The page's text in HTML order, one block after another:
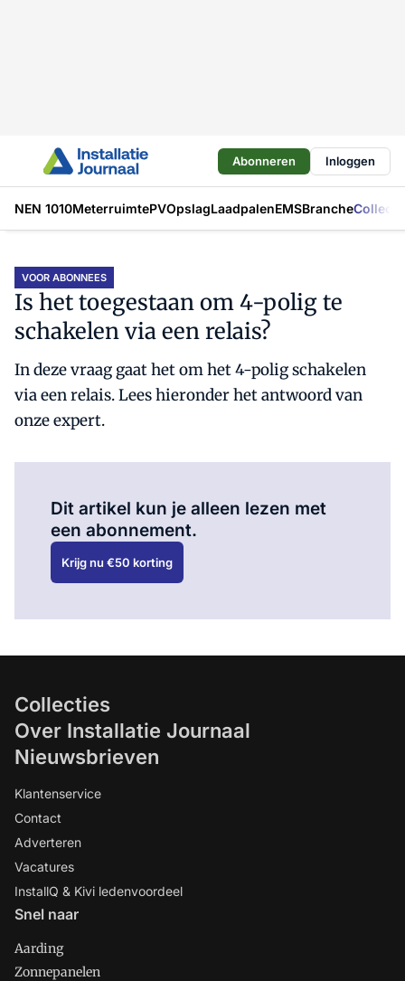
Abonneren Inloggen
NEN 1010MeterruimtePVOpslagLaadpalenEMSBranche
VOOR ABONNEES
Is het toegestaan om 4-polig te
schakelen via een relais?
In deze vraag gaat het om het 4-polig schakelen
via een relais. Lees hieronder het antwoord van
onze expert.
Dit artikel kun je alleen lezen met
een abonnement.
Krijg nu €50 korting
Collecties
Over Installatie Journaal
Nieuwsbrieven
Klantenservice
Contact
Adverteren
Vacatures
InstallQ & Kivi ledenvoordeel
Snel naar
Aarding
Zonnepanelen